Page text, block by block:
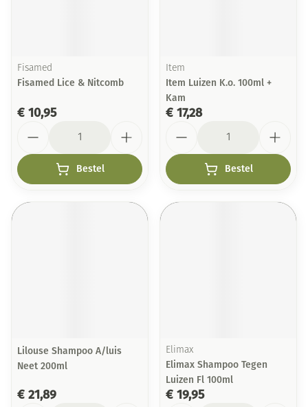
Fisamed
Fisamed Lice & Nitcomb
€ 10,95
Bestel
Item
Item Luizen K.o. 100ml +
Kam
€ 17,28
Bestel
Lilouse Shampoo A/luis
Neet 200ml
€ 21,89
Elimax
Elimax Shampoo Tegen
Luizen Fl 100ml
€ 19,95